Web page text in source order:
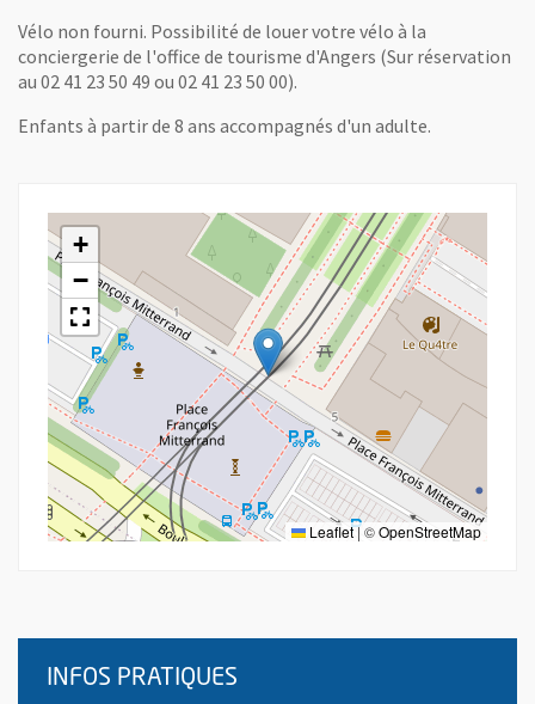
Vélo non fourni. Possibilité de louer votre vélo à la
conciergerie de l'office de tourisme d'Angers (Sur réservation
au 02 41 23 50 49 ou 02 41 23 50 00).
Enfants à partir de 8 ans accompagnés d'un adulte.
+
−
Leaflet|©OpenStreetMap
INFOS PRATIQUES